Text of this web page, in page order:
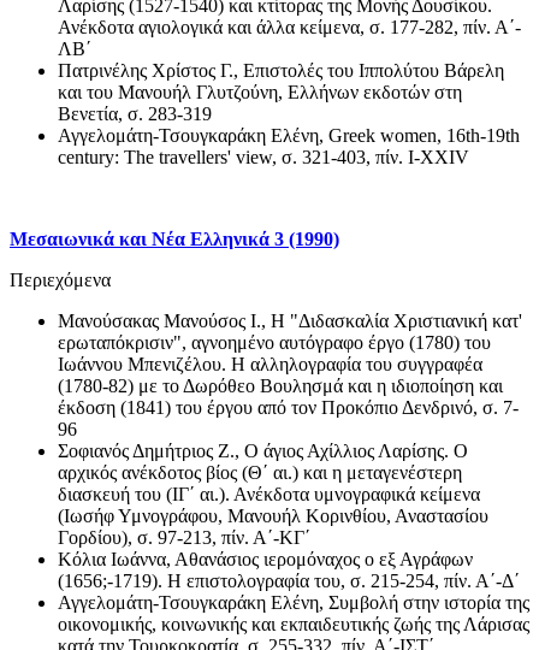
Λαρίσης (1527-1540) και κτίτορας της Μονής Δουσίκου.
Ανέκδοτα αγιολογικά και άλλα κείμενα, σ. 177-282, πίν. Α΄-
ΛΒ΄
Πατρινέλης Χρίστος Γ., Επιστολές του Ιππολύτου Βάρελη
και του Μανουήλ Γλυτζούνη, Ελλήνων εκδοτών στη
Βενετία, σ. 283-319
Αγγελομάτη-Τσουγκαράκη Ελένη, Greek women, 16th-19th
century: The travellers' view, σ. 321-403, πίν. Ι-ΧΧΙV
Μεσαιωνικά και Νέα Ελληνικά 3 (1990)
Περιεχόμενα
Μανούσακας Μανούσος Ι., Η "Διδασκαλία Χριστιανική κατ'
ερωταπόκρισιν", αγνοημένο αυτόγραφο έργο (1780) του
Ιωάννου Μπενιζέλου. Η αλληλογραφία του συγγραφέα
(1780-82) με το Δωρόθεο Βουλησμά και η ιδιοποίηση και
έκδοση (1841) του έργου από τον Προκόπιο Δενδρινό, σ. 7-
96
Σοφιανός Δημήτριος Ζ., Ο άγιος Αχίλλιος Λαρίσης. Ο
αρχικός ανέκδοτος βίος (Θ΄ αι.) και η μεταγενέστερη
διασκευή του (ΙΓ΄ αι.). Ανέκδοτα υμνογραφικά κείμενα
(Ιωσήφ Υμνογράφου, Μανουήλ Κορινθίου, Αναστασίου
Γορδίου), σ. 97-213, πίν. Α΄-ΚΓ΄
Κόλια Ιωάννα, Αθανάσιος ιερομόναχος ο εξ Αγράφων
(1656;-1719). Η επιστολογραφία του, σ. 215-254, πίν. Α΄-Δ΄
Αγγελομάτη-Τσουγκαράκη Ελένη, Συμβολή στην ιστορία της
οικονομικής, κοινωνικής και εκπαιδευτικής ζωής της Λάρισας
κατά την Τουρκοκρατία, σ. 255-332, πίν. Α΄-ΙΣΤ΄